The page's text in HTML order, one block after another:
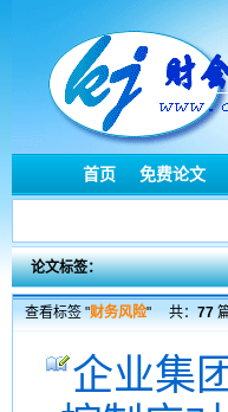
首页 免费论文
论文标签：
查看标签 "财务风险" 共：77
企业集